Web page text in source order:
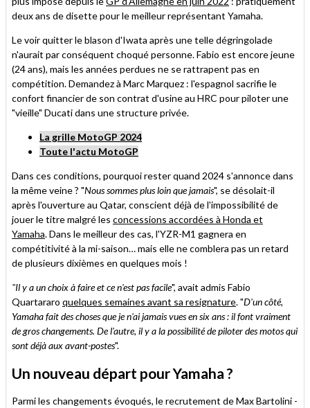
deux ans de disette pour le meilleur représentant Yamaha.
Le voir quitter le blason d'Iwata après une telle dégringolade
n'aurait par conséquent choqué personne. Fabio est encore jeune
(24 ans), mais les années perdues ne se rattrapent pas en
compétition. Demandez à Marc Marquez : l'espagnol sacrifie le
confort financier de son contrat d'usine au HRC pour piloter une
"vieille" Ducati dans une structure privée.
La grille MotoGP 2024
Toute l'actu MotoGP
Dans ces conditions, pourquoi rester quand 2024 s'annonce dans
la même veine ? "Nous sommes plus loin que jamais", se désolait-il
après l'ouverture au Qatar, conscient déjà de l'impossibilité de
jouer le titre malgré les concessions accordées à Honda et
Yamaha. Dans le meilleur des cas, l'YZR-M1 gagnera en
compétitivité à la mi-saison… mais elle ne comblera pas un retard
de plusieurs dixièmes en quelques mois !
"Il y a un choix à faire et ce n'est pas facile", avait admis Fabio
Quartararo quelques semaines avant sa resignature. "D'un côté,
Yamaha fait des choses que je n'ai jamais vues en six ans : il font vraiment
de gros changements. De l'autre, il y a la possibilité de piloter des motos qui
sont déjà aux avant-postes".
Un nouveau départ pour Yamaha ?
Parmi les changements évoqués, le recrutement de Max Bartolini -